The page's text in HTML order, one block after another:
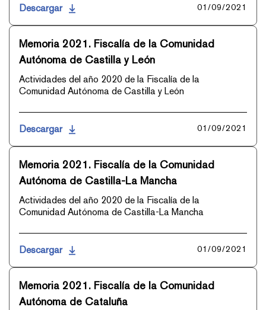
Descargar 01/09/2021
Memoria 2021. Fiscalía de la Comunidad
Autónoma de Castilla y León
Actividades del año 2020 de la Fiscalía de la
Comunidad Autónoma de Castilla y León
Descargar 01/09/2021
Memoria 2021. Fiscalía de la Comunidad
Autónoma de Castilla-La Mancha
Actividades del año 2020 de la Fiscalía de la
Comunidad Autónoma de Castilla-La Mancha
Descargar 01/09/2021
Memoria 2021. Fiscalía de la Comunidad
Autónoma de Cataluña